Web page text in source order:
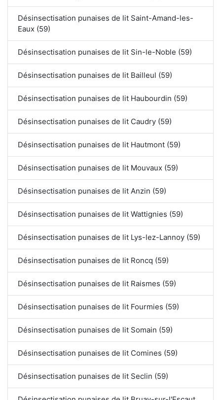
Désinsectisation punaises de lit Saint-Amand-les-
Eaux (59)
Désinsectisation punaises de lit Sin-le-Noble (59)
Désinsectisation punaises de lit Bailleul (59)
Désinsectisation punaises de lit Haubourdin (59)
Désinsectisation punaises de lit Caudry (59)
Désinsectisation punaises de lit Hautmont (59)
Désinsectisation punaises de lit Mouvaux (59)
Désinsectisation punaises de lit Anzin (59)
Désinsectisation punaises de lit Wattignies (59)
Désinsectisation punaises de lit Lys-lez-Lannoy (59)
Désinsectisation punaises de lit Roncq (59)
Désinsectisation punaises de lit Raismes (59)
Désinsectisation punaises de lit Fourmies (59)
Désinsectisation punaises de lit Somain (59)
Désinsectisation punaises de lit Comines (59)
Désinsectisation punaises de lit Seclin (59)